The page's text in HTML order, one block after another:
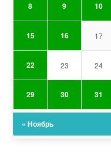
8 9 10
15 16 17
22 23 24
29 30 31
« Ноябрь